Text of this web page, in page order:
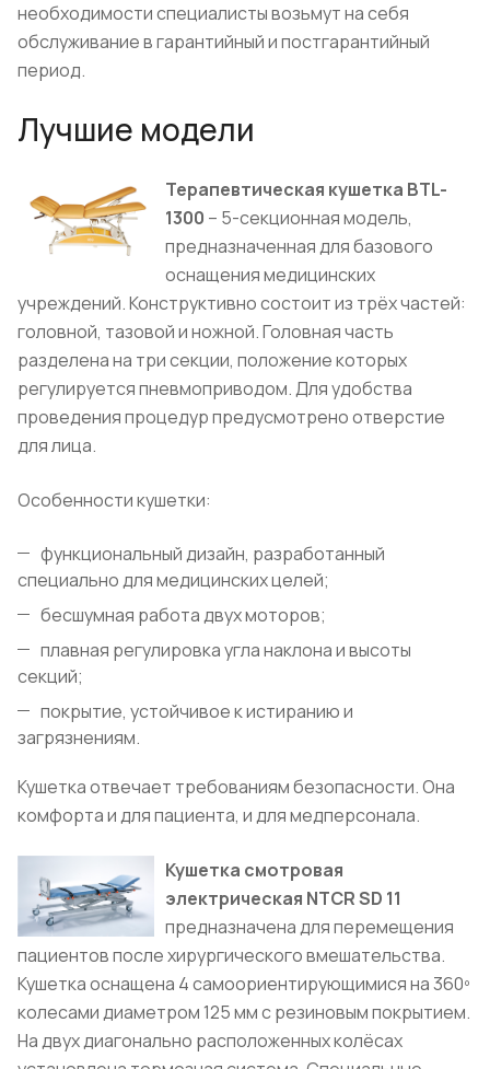
необходимости специалисты возьмут на себя
обслуживаниев гарантийный и постгарантийный
период.
Лучшие модели
Терапевтическая кушетка BTL-
1300 – 5-секционная модель,
предназначенная для базового
оснащения медицинских
учреждений. Конструктивно состоит из трёх частей:
головной, тазовой и ножной. Головная часть
разделена на три секции, положение которых
регулируется пневмоприводом. Для удобства
проведения процедур предусмотрено отверстие
для лица.
Особенности кушетки:
функциональный дизайн, разработанный
специально для медицинских целей;
бесшумная работа двух моторов;
плавная регулировка угла наклона и высоты
секций;
покрытие, устойчивое к истиранию и
загрязнениям.
Кушетка отвечает требованиям безопасности. Она
комфорта и для пациента, и для медперсонала.
Кушетка смотровая
электрическая NTCR SD 11
предназначена для перемещения
пациентов после хирургического вмешательства.
Кушетка оснащена 4 самоориентирующимися на 360º
колесами диаметром 125 мм с резиновым покрытием.
На двух диагонально расположенных колёсах